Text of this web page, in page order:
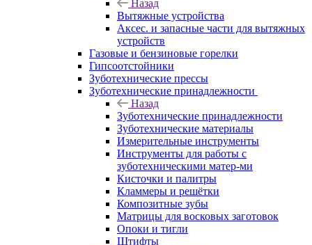
Назад
Вытяжные устройства
Аксес. и запасные части для вытяжных
устройств
Газовые и бензиновые горелки
Гипсоотстойники
Зуботехнические прессы
Зуботехнические принадлежности
Назад
Зуботехнические принадлежности
Зуботехнические материалы
Измерительные инструменты
Инструменты для работы с
зуботехническими матер-ми
Кисточки и палитры
Кламмеры и решётки
Композитные зубы
Матрицы для восковых заготовок
Опоки и тигли
Штифты